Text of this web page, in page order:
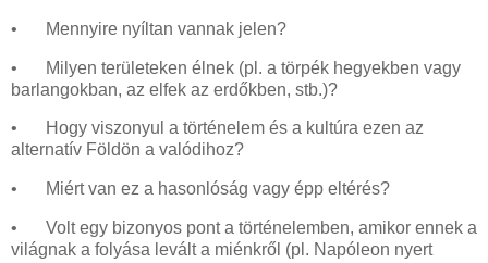
• Mennyire nyíltan vannak jelen?
•
Milyen területeken élnek (pl. a törpék hegyekben vagy
barlangokban, az elfek az erdőkben, stb.)?
•
Hogy viszonyul a történelem és a kultúra ezen az
alternatív Földön a valódihoz?
• Miért van ez a hasonlóság vagy épp eltérés?
•
Volt egy bizonyos pont a történelemben, amikor ennek a
világnak a folyása levált a miénkről (pl. Napóleon nyert